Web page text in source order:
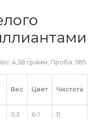
4,38 грамм, Проба: 585
Вес Цвет Чистота
0,3 6-1 11